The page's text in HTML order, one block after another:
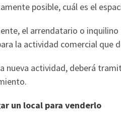
posible, cuál es el
el arrendatario o
la actividad comercial que
nueva actividad, deberá
un local para venderlo